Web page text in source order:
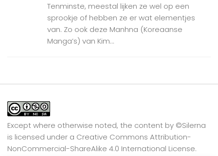
Tenminste, meestal lijken ze wel op een
sprookje of hebben ze er wat elementjes
van. Zo ook deze Manhna (Koreaanse
Manga’s) van Kim...
Except where otherwise noted, the content by ©Silerna
is licensed under a Creative Commons Attribution-
NonCommercial-ShareAlike 4.0 International License.